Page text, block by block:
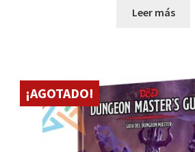
Leer más
¡AGOTADO!